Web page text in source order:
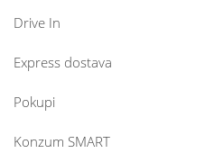
Drive In
Express dostava
Pokupi
Konzum SMART